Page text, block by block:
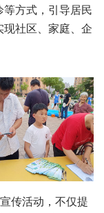
方式，引导居民
社区、家庭、企
传活动，不仅提